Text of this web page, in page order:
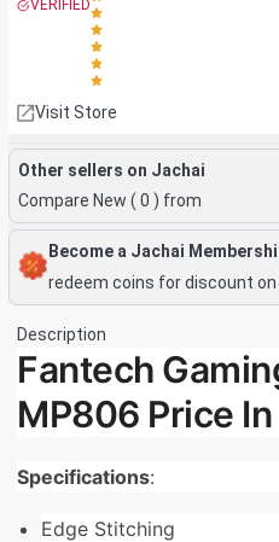
VERIFIED
Visit Store
Other sellers on Jachai
Compare New ( 0 ) from
Become a Jachai
redeem coins for discount
Description
Fantech
MP806 Price
Specifications:
Edge Stitching